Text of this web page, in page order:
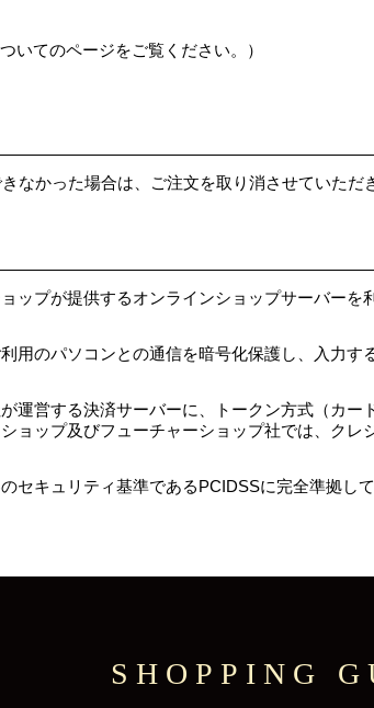
いてのページをご覧ください。）
なかった場合は、ご注文を取り消させていただ
ップが提供するオンラインショップサーバーを
用のパソコンとの通信を暗号化保護し、入力す
運営する決済サーバーに、トークン方式（カ
ョップ及びフューチャーショップ社では、クレ
セキュリティ基準であるPCIDSSに完全準拠して
SHOPPING